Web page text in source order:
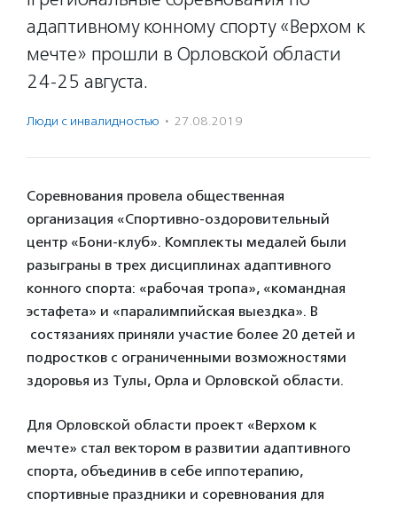
адаптивному конному спорту «Верхом к
мечте» прошли в Орловской области
24-25 августа.
Люди с инвалидностью · 27.08.2019
Соревнования провела общественная
организация «Спортивно-оздоровительный
центр «Бони-клуб». Комплекты медалей были
разыграны в трех дисциплинах адаптивного
конного спорта: «рабочая тропа», «командная
эстафета» и «паралимпийская выездка». В
состязаниях приняли участие более 20 детей и
подростков с ограниченными возможностями
здоровья из Тулы, Орла и Орловской области.
Для Орловской области проект «Верхом к
мечте» стал вектором в развитии адаптивного
спорта, объединив в себе иппотерапию,
спортивные праздники и соревнования для